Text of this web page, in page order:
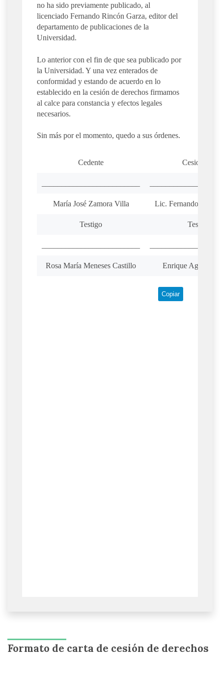
no ha sido previamente publicado, al
licenciado Fernando Rincón Garza, editor del
departamento de publicaciones de la
Universidad.
Lo anterior con el fin de que sea publicado por
la Universidad. Y una vez enterados de
conformidad y estando de acuerdo en lo
establecido en la cesión de derechos firmamos
al calce para constancia y efectos legales
necesarios.
Sin más por el momento, quedo a sus órdenes.
Cedente Cesionario
María José Zamora Villa Lic. Fernando
Testigo Testigo
Rosa María Meneses Castillo Enrique Aguilar
Copiar
Formato de carta de cesión de derechos